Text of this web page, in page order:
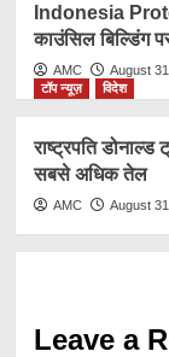
Indonesia
काउंसिल बिल्डिंग
AMC
August
टॉप न्यूज़
विदेश
राष्ट्रप​ति
सबसे अधिक तेल
AMC August
Leave a